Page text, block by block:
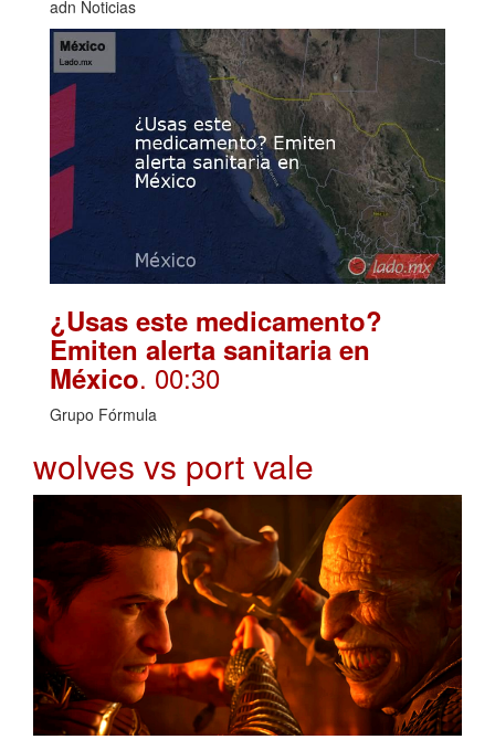
adn Noticias
¿Usas este medicamento?
Emiten alerta sanitaria en
México. 00:30
Grupo Fórmula
wolves vs port vale